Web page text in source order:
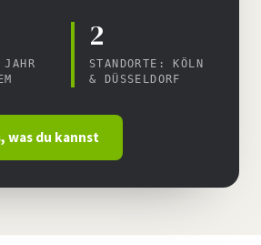
JAHR
2
STANDORTE: KÖLN
& DÜSSELDORF
was du kannst